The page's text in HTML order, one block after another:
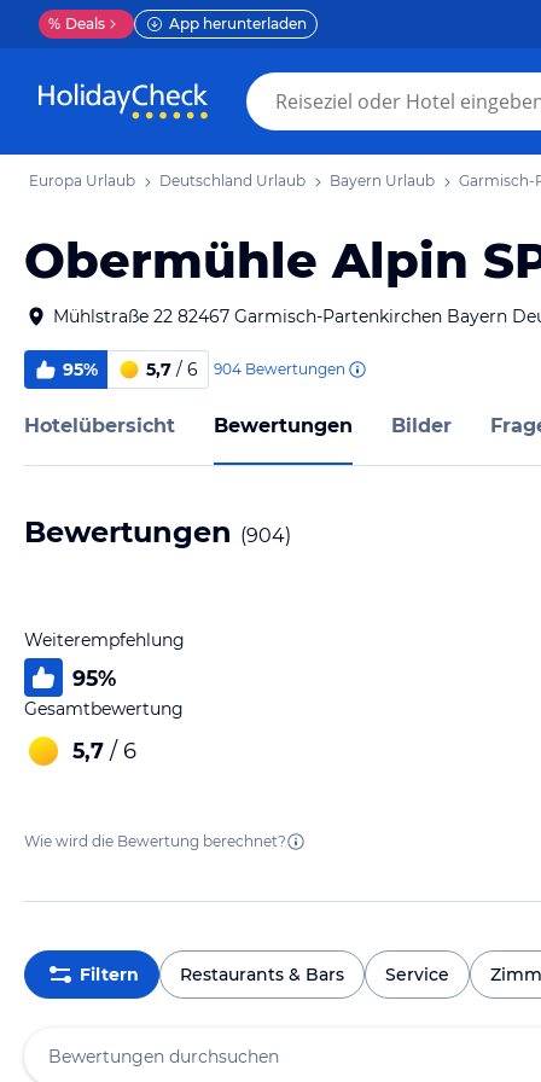
% Deals App herunterladen
Europa Urlaub Deutschland Urlaub Bayern Urlaub Garmisch-
Obermühle Alpin
Mühlstraße 22 82467 Garmisch-Partenkirchen Bayern
95% 5,7 / 6 904 Bewertungen
Hotelübersicht Bewertungen Bilder
Bewertungen (904)
Weiterempfehlung
95%
Gesamtbewertung
5,7 / 6
Wie wird die Bewertung berechnet?
Filtern Restaurants & Bars Service